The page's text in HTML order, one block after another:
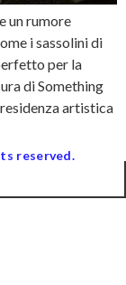
un rumore
i sassolini di
per la
di Something
artistica
reserved.